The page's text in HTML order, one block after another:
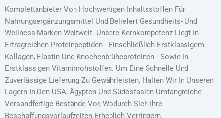
Komplettanbieter Von Hochwertigen Inhaltsstoffen Für
Nahrungsergänzungsmittel Und Beliefert Gesundheits- Und
Wellness-Marken Weltweit. Unsere Kernkompetenz Liegt In
Ertragreichen Proteinpeptiden - Einschließlich Erstklassigem
Kollagen, Elastin Und Knochenbrüheproteinen - Sowie In
Erstklassigen Vitaminrohstoffen. Um Eine Schnelle Und
Zuverlässige Lieferung Zu Gewährleisten, Halten Wir In Unseren
Lagern In Den USA, Ägypten Und Südostasien Umfangreiche
Versandfertige Bestände Vor, Wodurch Sich Ihre
Beschaffungsvorlaufzeiten Erheblich Verringern.